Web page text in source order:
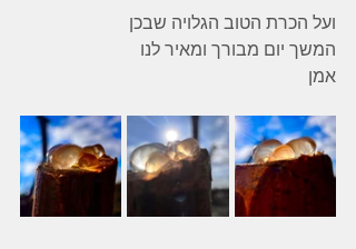
ועל הכרת הטוב הגלויה שבכן
המשך יום מבורך ומאיר לנו
אמן